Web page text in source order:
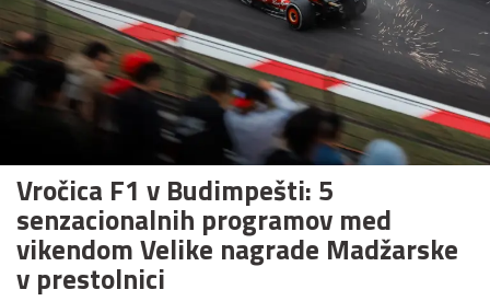
Vročica F1 v Budimpešti: 5
senzacionalnih programov med
vikendom Velike nagrade Madžarske
v prestolnici